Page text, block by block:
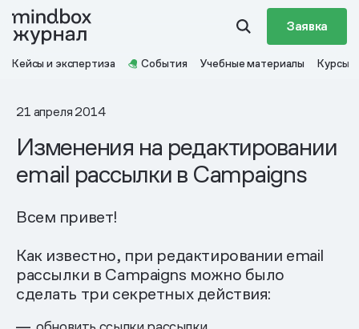
Заявка
Кейсы и экспертиза События Учебные материалы Курсы
21 апреля 2014
Изменения на редактировании
email рассылки в Campaigns
Всем привет!
Как известно, при редактировании email
рассылки в Campaigns можно было
сделать три секретных действия: